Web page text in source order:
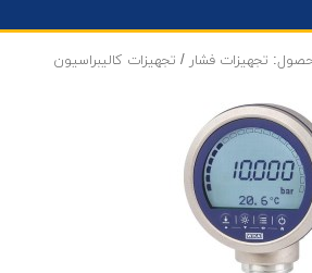
تجهیزات فشار / تجهیزات کالیبراسیون